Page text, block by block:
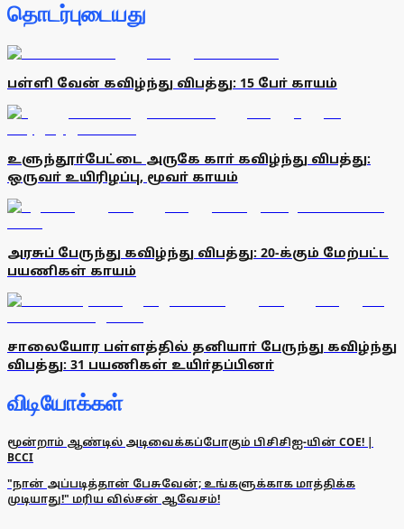
தொடர்புடையது
பள்ளி வேன் கவிழ்ந்து விபத்து: 15 போ் காயம்
உளுந்தூா்பேட்டை அருகே காா் கவிழ்ந்து விபத்து:
ஒருவா் உயிரிழப்பு, மூவா் காயம்
அரசுப் பேருந்து கவிழ்ந்து விபத்து: 20-க்கும் மேற்பட்ட
பயணிகள் காயம்
சாலையோர பள்ளத்தில் தனியாா் பேருந்து கவிழ்ந்து
விபத்து: 31 பயணிகள் உயிா்தப்பினா்
விடியோக்கள்
மூன்றாம் ஆண்டில் அடிவைக்கப்போகும் பிசிசிஐ-யின் COE! |
BCCI
"நான் அப்படித்தான் பேசுவேன்; உங்களுக்காக மாத்திக்க
முடியாது!" மரிய வில்சன் ஆவேசம்!